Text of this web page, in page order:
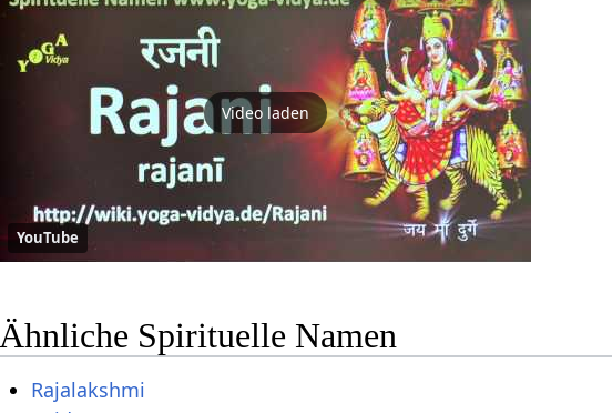
Video laden
YouTube
Ähnliche Spirituelle Namen
Rajalakshmi